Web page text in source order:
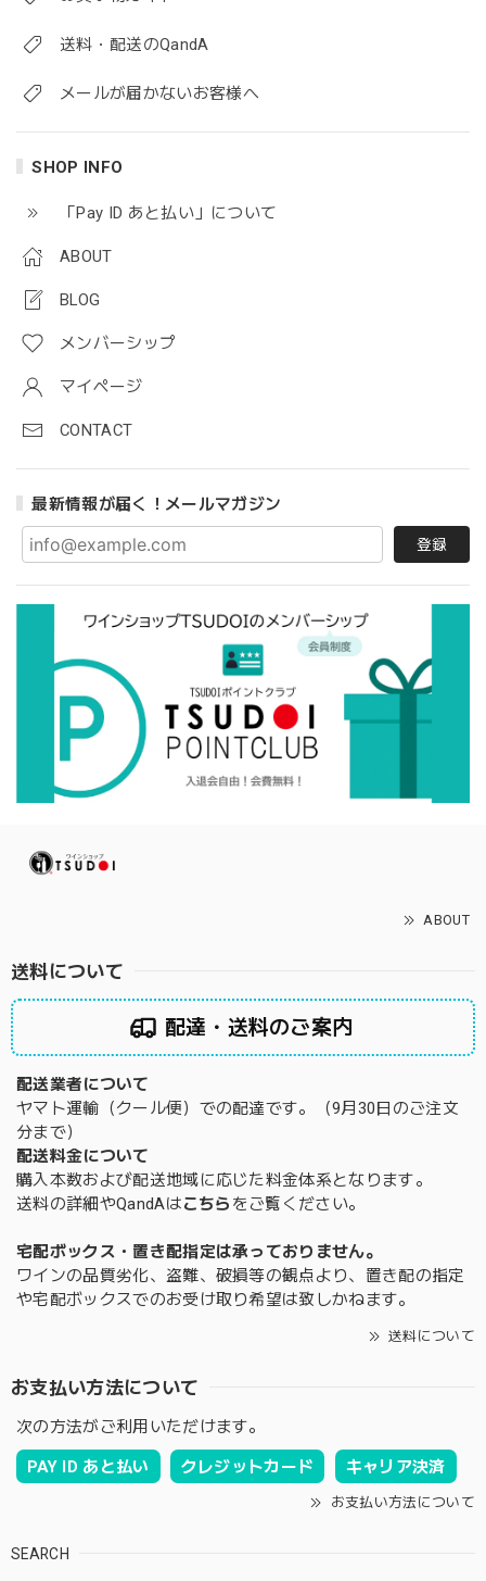
送料・配送のQandA
メールが届かないお客様へ
SHOP INFO
「Pay ID あと払い」について
ABOUT
BLOG
メンバーシップ
マイページ
CONTACT
最新情報が届く！メールマガジン
登録
ABOUT
送料について
配達・送料のご案内
配送業者について
ヤマト運輸（クール便）での配達です。（9月30日のご注文
分まで）
配送料金について
購入本数および配送地域に応じた料金体系となります。
送料の詳細やQandAはこちら をご覧ください。
宅配ボックス・置き配指定は承っておりません。
ワインの品質劣化、盗難、破損等の観点より、置き配の指定
や宅配ボックスでのお受け取り希望は致しかねます。
送料について
お支払い方法について
次の方法がご利用いただけます。
PAY ID あと払い クレジットカード キャリア決済
お支払い方法について
SEARCH